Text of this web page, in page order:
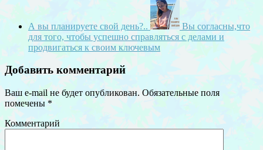
А вы планируете свой день?..
Вы согласны,что
для того, чтобы успешно справляться с делами и
продвигаться к своим ключевым
Добавить комментарий
Ваш e-mail не будет опубликован. Обязательные поля
помечены *
Комментарий